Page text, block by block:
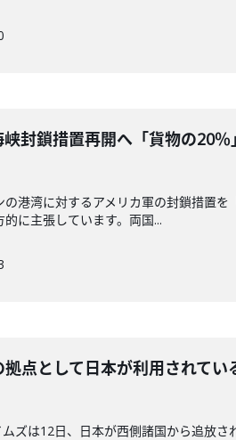
峡封鎖措置再開へ「貨物の20
の港湾に対するアメリカ軍の封鎖措置
に主張しています。両国...
拠点として日本が利用されて
ズは12日、日本が西側諸国から追放